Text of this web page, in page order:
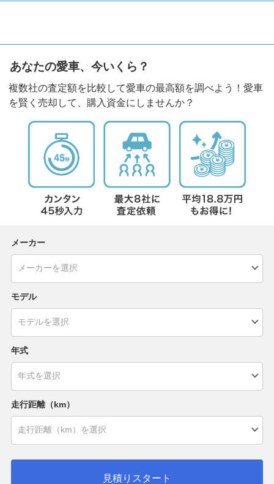
あなたの愛車、今いくら？
複数社の査定額を比較して愛車の最高額を調べよう！愛車
を賢く売却して、購入資金にしませんか？
メーカー
モデル
年式
走行距離（km）
見積りスタート